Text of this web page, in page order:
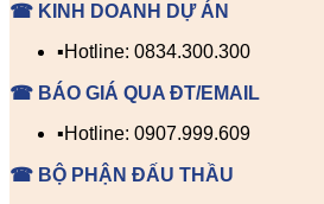
☎ KINH DOANH DỰ ÁN
▪️Hotline: 0834.300.300
☎ BÁO GIÁ QUA ĐT/EMAIL
▪️Hotline: 0907.999.609
☎ BỘ PHẬN ĐẤU THẦU